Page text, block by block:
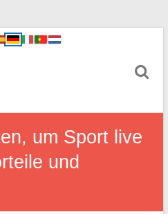
um Sport live
und